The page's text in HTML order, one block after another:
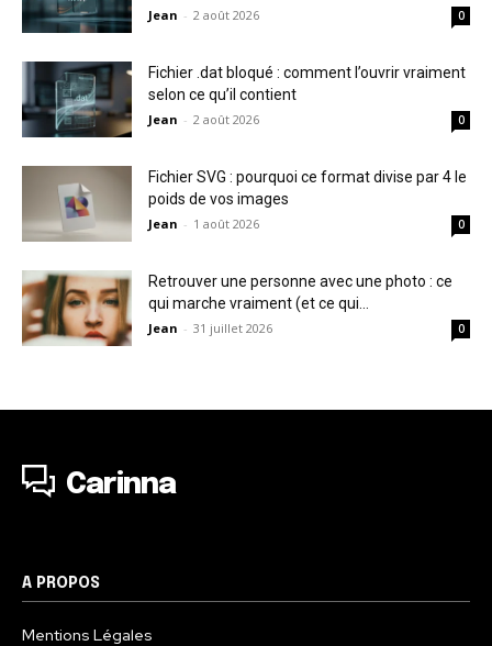
Jean - 2 août 2026 0
Fichier .dat bloqué : comment l’ouvrir vraiment
selon ce qu’il contient
Jean - 2 août 2026 0
Fichier SVG : pourquoi ce format divise par 4 le
poids de vos images
Jean - 1 août 2026 0
Retrouver une personne avec une photo : ce
qui marche vraiment (et ce qui...
Jean - 31 juillet 2026 0
Carinna
A PROPOS
Mentions Légales